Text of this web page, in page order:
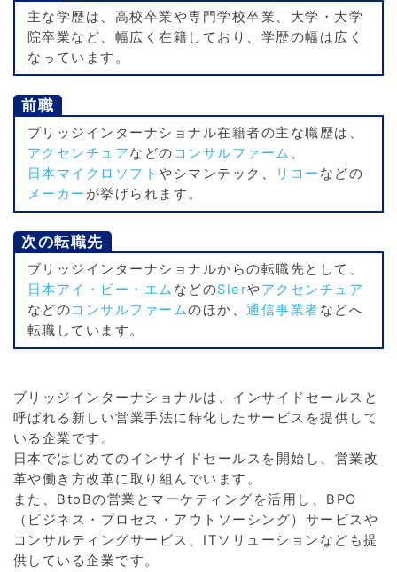
主な学歴は、高校卒業や専門学校卒業、大学・大学
院卒業など、幅広く在籍しており、学歴の幅は広く
なっています。
前職
ブリッジインターナショナル在籍者の主な職歴は、
アクセンチュアなどの コンサルファーム 、
日本マイクロソフトやシマンテック、 リコー などの
メーカー が挙げられます。
次の転職先
ブリッジインターナショナルからの転職先として、
日本アイ・ビー・エム などのSIerやアクセンチュア
などのコンサルファームのほか、通信事業者などへ
転職しています。
ブリッジインターナショナルは、インサイドセールスと
呼ばれる新しい営業手法に特化したサービスを提供して
いる企業です。
日本ではじめてのインサイドセールスを開始し、営業改
革や働き方改革に取り組んでいます。
また、BtoBの営業とマーケティングを活用し、BPO
（ビジネス・プロセス・アウトソーシング）サービスや
コンサルティングサービス、ITソリューションなども提
供している企業です。